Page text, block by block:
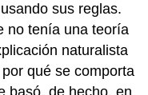
sus reglas.
no tenía una teoría
naturalista
qué se comporta